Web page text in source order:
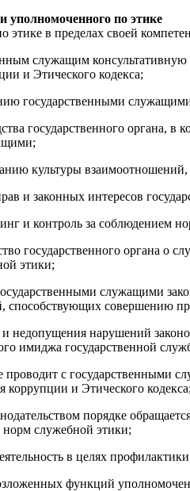
по этике
этике в пределах своей
служащим
и Этического кодекса;
государственными
государственного органа,
культуры
и законных интересов
и контроль за соблюдением
государственного органа о
этики;
служащими
способствующих совершению
недопущения нарушений
имиджа государственной
проводит с государственными
коррупции и Этического кодекса;
порядке
служебной этики;
в целях
функций